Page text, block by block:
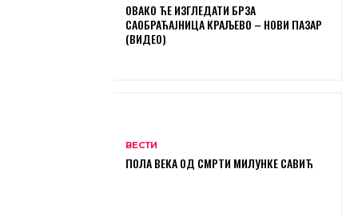
ОВАКО ЋЕ ИЗГЛЕДАТИ БРЗА
САОБРАЋАЈНИЦА КРАЉЕВО – НОВИ ПАЗАР
(ВИДЕО)
ВЕСТИ
ПОЛА ВЕКА ОД СМРТИ МИЛУНКЕ САВИЋ